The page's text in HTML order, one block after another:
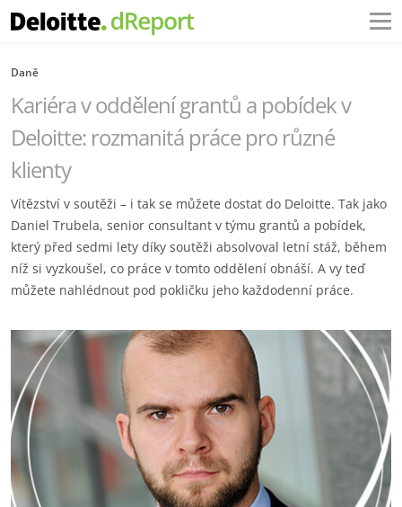
Daně
Kariéra v oddělení grantů a pobídek v
Deloitte: rozmanitá práce pro různé
klienty
Vítězství v soutěži – i tak se můžete dostat do Deloitte. Tak jako
Daniel Trubela, senior consultant v týmu grantů a pobídek,
který před sedmi lety díky soutěži absolvoval letní stáž, během
níž si vyzkoušel, co práce v tomto oddělení obnáší. A vy teď
můžete nahlédnout pod pokličku jeho každodenní práce.